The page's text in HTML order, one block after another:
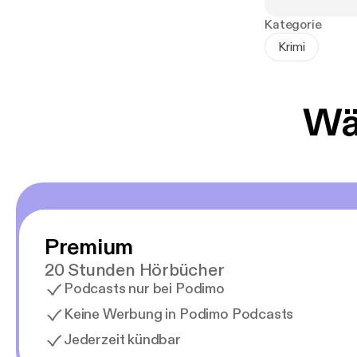
Dieses Buch
'Aschenblut'.
allein gehört
Kategorie
Krimi
Premium
20 Stunden Hörbücher
Podcasts nur bei Podimo
Keine Werbung in Podimo Podcasts
Jederzeit kündbar